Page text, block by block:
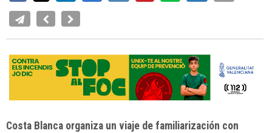
Costa Blanca organiza un viaje de familiarización con